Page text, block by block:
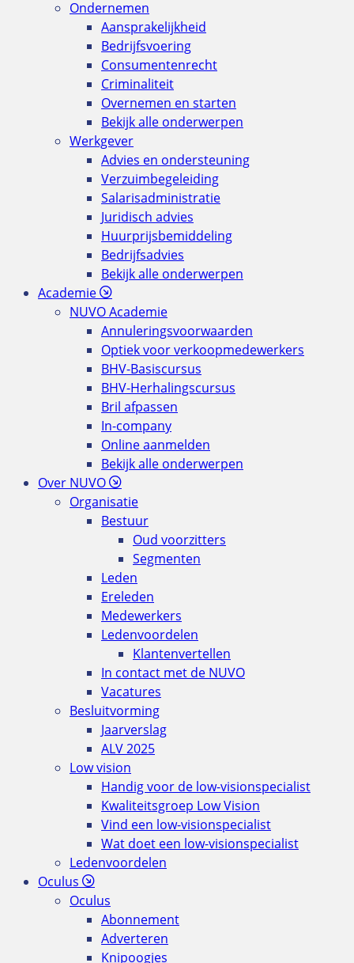
Ondernemen
Aansprakelijkheid
Bedrijfsvoering
Consumentenrecht
Criminaliteit
Overnemen en starten
Bekijk alle onderwerpen
Werkgever
Advies en ondersteuning
Verzuimbegeleiding
Salarisadministratie
Juridisch advies
Huurprijsbemiddeling
Bedrijfsadvies
Bekijk alle onderwerpen
Academie
NUVO Academie
Annuleringsvoorwaarden
Optiek voor verkoopmedewerkers
BHV-Basiscursus
BHV-Herhalingscursus
Bril afpassen
In-company
Online aanmelden
Bekijk alle onderwerpen
Over NUVO
Organisatie
Bestuur
Oud voorzitters
Segmenten
Leden
Ereleden
Medewerkers
Ledenvoordelen
Klantenvertellen
In contact met de NUVO
Vacatures
Besluitvorming
Jaarverslag
ALV 2025
Low vision
Handig voor de low-visionspecialist
Kwaliteitsgroep Low Vision
Vind een low-visionspecialist
Wat doet een low-visionspecialist
Ledenvoordelen
Oculus
Oculus
Abonnement
Adverteren
Knipoogjes